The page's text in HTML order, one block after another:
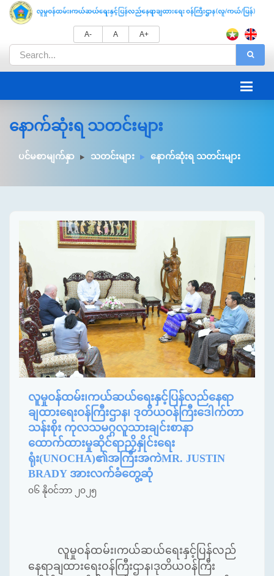
A- A A+
နောက်ဆုံးရ သတင်းများ
ပင်မစာမျက်နှာ သတင်းများ နောက်ဆုံးရ သတင်းများ
လူမှုဝန်ထမ်း၊ကယ်ဆယ်ရေးနှင့်ပြန်လည်နေရာ
ချထားရေးဝန်ကြီးဌာန၊ ဒုတိယဝန်ကြီးဒေါက်တာ
သန်းစိုး ကုလသမဂ္ဂလူသားချင်းစာနာ
ထောက်ထားမှုဆိုင်ရာညှိနှိုင်းရေး
ရုံး(UNOCHA)၏အကြီးအကဲMR. JUSTIN
BRADY အားလက်ခံတွေ့ဆုံ
၀၆ နိုဝင်ဘာ ၂၀၂၅
လူမှုဝန်ထမ်း၊ကယ်ဆယ်ရေးနှင့်ပြန်လည်
နေရာချထားရေးဝန်ကြီးဌာန၊ဒုတိယဝန်ကြီး